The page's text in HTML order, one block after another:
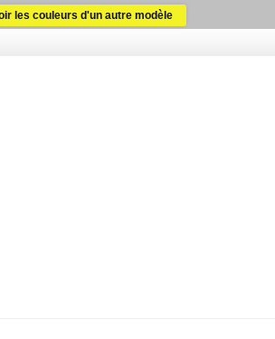
les couleurs d'un autre modèle